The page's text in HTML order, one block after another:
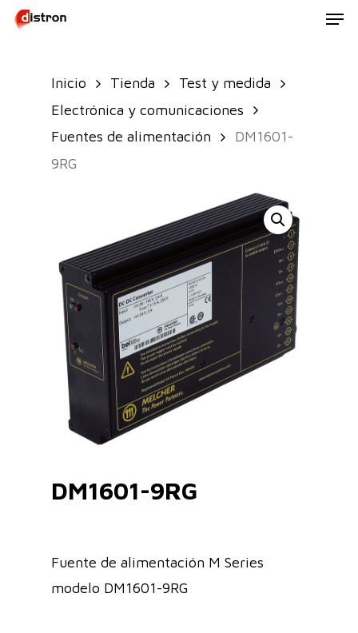
Skip
Inicio Tienda
Test y medida
Electrónica y comunicaciones
Fuentes de alimentación
DM1601-
9RG
DM1601-9RG
Fuente de alimentación M Series
modelo DM1601-9RG